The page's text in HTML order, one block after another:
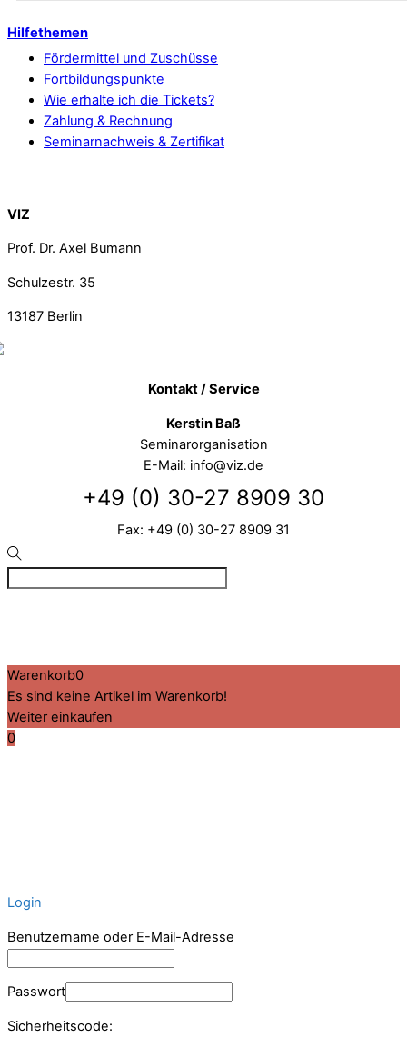
Hilfethemen
Fördermittel und Zuschüsse
Fortbildungspunkte
Wie erhalte ich die Tickets?
Zahlung & Rechnung
Seminarnachweis & Zertifikat
VIZ
Prof. Dr. Axel Bumann
Schulzestr. 35
13187 Berlin
Kontakt / Service
Kerstin Baß
Seminarorganisation
E-Mail: info@viz.de
+49 (0) 30-27 8909 30
Fax: +49 (0) 30-27 8909 31
Warenkorb0
Es sind keine Artikel im Warenkorb!
Weiter einkaufen
0
Login
Benutzername oder E-Mail-Adresse
Passwort
Sicherheitscode: